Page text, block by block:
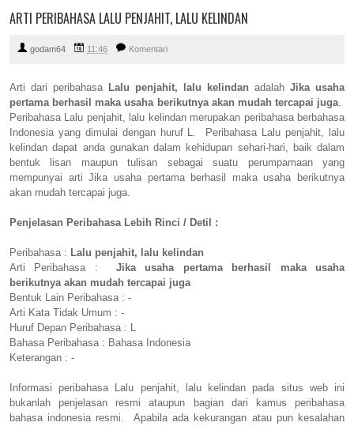
ARTI PERIBAHASA LALU PENJAHIT, LALU KELINDAN
godam64 11:46 Komentari
Arti dari peribahasa Lalu penjahit, lalu kelindan adalah Jika usaha
pertama berhasil maka usaha berikutnya akan mudah tercapai juga.
Peribahasa Lalu penjahit, lalu kelindan merupakan peribahasa berbahasa
Indonesia yang dimulai dengan huruf L. Peribahasa Lalu penjahit, lalu
kelindan dapat anda gunakan dalam kehidupan sehari-hari, baik dalam
bentuk lisan maupun tulisan sebagai suatu perumpamaan yang
mempunyai arti Jika usaha pertama berhasil maka usaha berikutnya
akan mudah tercapai juga.
Penjelasan Peribahasa Lebih Rinci / Detil :
Peribahasa : Lalu penjahit, lalu kelindan
Arti Peribahasa : Jika usaha pertama berhasil maka usaha
berikutnya akan mudah tercapai juga
Bentuk Lain Peribahasa : -
Arti Kata Tidak Umum : -
Huruf Depan Peribahasa : L
Bahasa Peribahasa : Bahasa Indonesia
Keterangan : -
Informasi peribahasa Lalu penjahit, lalu kelindan pada situs web ini
bukanlah penjelasan resmi ataupun bagian dari kamus peribahasa
bahasa indonesia resmi. Apabila ada kekurangan atau pun kesalahan